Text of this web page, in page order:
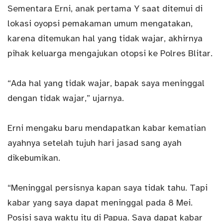
Sementara Erni, anak pertama Y saat ditemui di
lokasi oyopsi pemakaman umum mengatakan,
karena ditemukan hal yang tidak wajar, akhirnya
pihak keluarga mengajukan otopsi ke Polres Blitar.
“Ada hal yang tidak wajar, bapak saya meninggal
dengan tidak wajar,” ujarnya.
Erni mengaku baru mendapatkan kabar kematian
ayahnya setelah tujuh hari jasad sang ayah
dikebumikan.
“Meninggal persisnya kapan saya tidak tahu. Tapi
kabar yang saya dapat meninggal pada 8 Mei.
Posisi saya waktu itu di Papua. Saya dapat kabar